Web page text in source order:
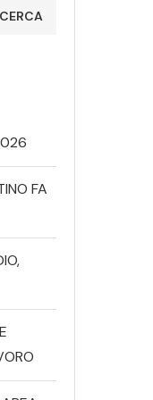
CERCA
FA